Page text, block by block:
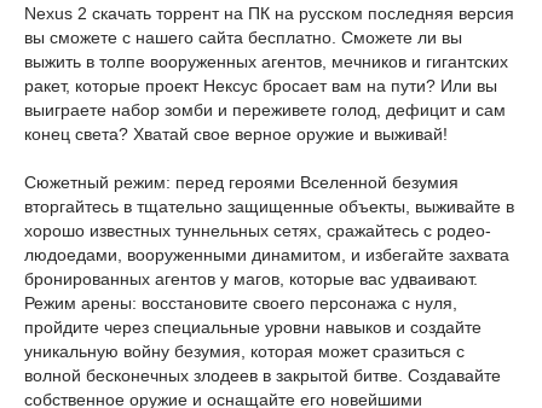
Nexus 2 скачать торрент на ПК на русском последняя версия
вы сможете с нашего сайта бесплатно. Сможете ли вы
выжить в толпе вооруженных агентов, мечников и гигантских
ракет, которые проект Нексус бросает вам на пути? Или вы
выиграете набор зомби и переживете голод, дефицит и сам
конец света? Хватай свое верное оружие и выживай!
Сюжетный режим: перед героями Вселенной безумия
вторгайтесь в тщательно защищенные объекты, выживайте в
хорошо известных туннельных сетях, сражайтесь с родео-
людоедами, вооруженными динамитом, и избегайте захвата
бронированных агентов у магов, которые вас удваивают.
Режим арены: восстановите своего персонажа с нуля,
пройдите через специальные уровни навыков и создайте
уникальную войну безумия, которая может сразиться с
волной бесконечных злодеев в закрытой битве. Создавайте
собственное оружие и оснащайте его новейшими